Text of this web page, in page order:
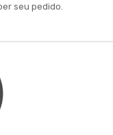
seu pedido.